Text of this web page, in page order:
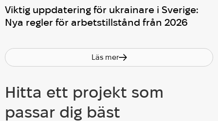
Viktig uppdatering för ukrainare i Sverige:
Nya regler för arbetstillstånd från 2026
Läs mer
Hitta ett projekt som
passar dig bäst